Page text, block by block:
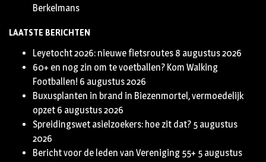
Berkelmans
LAATSTE BERICHTEN
Leyetocht 2026: nieuwe fietsroutes 8 augustus 2026
60+ en nog zin om te voetballen? Kom Walking
Footballen! 6 augustus 2026
Buxusplanten in brand in Biezenmortel, vermoedelijk
opzet 6 augustus 2026
Spreidingswet asielzoekers: hoe zit dat? 5 augustus
2026
Bericht voor de leden van Vereniging 55+ 5 augustus